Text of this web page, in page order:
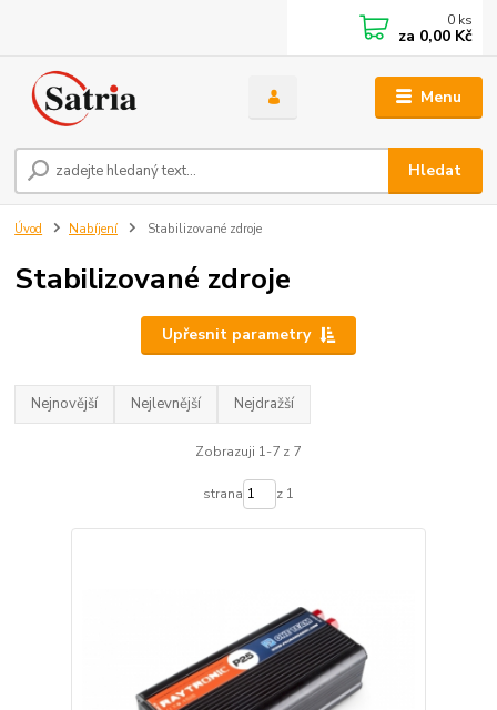
Menu
Hledat
0 ks
za 0,00 Kč
Úvod Nabíjení Stabilizované zdroje
Stabilizované zdroje
Upřesnit parametry
Nejnovější Nejlevnější Nejdražší
Zobrazuji 1-7 z 7
strana z 1